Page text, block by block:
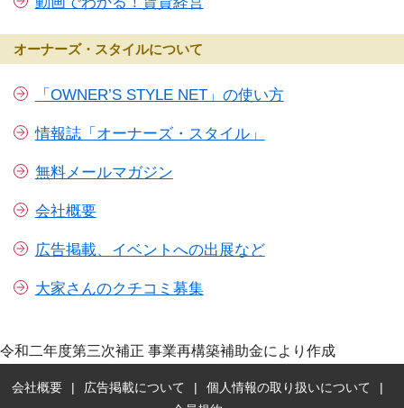
オーナーズ・スタイルについて
「OWNER’S STYLE NET」の使い方
情報誌「オーナーズ・スタイル」
無料メールマガジン
会社概要
広告掲載、イベントへの出展など
大家さんのクチコミ募集
令和二年度第三次補正 事業再構築補助金により作成
会社概要 広告掲載について
個人情報の取り扱いについて